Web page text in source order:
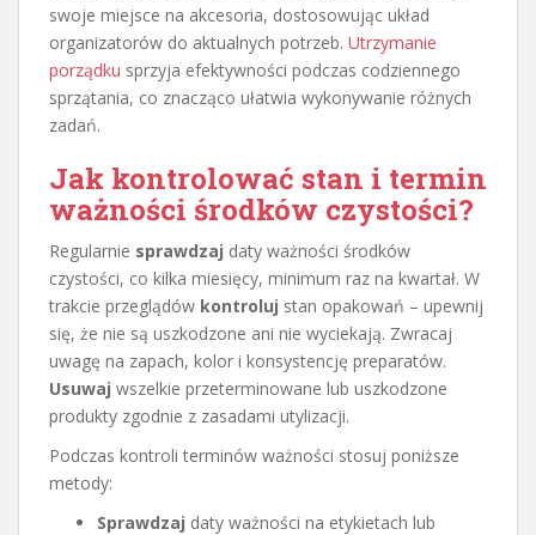
swoje miejsce na akcesoria, dostosowując układ
organizatorów do aktualnych potrzeb. Utrzymanie
porządku sprzyja efektywności podczas codziennego
sprzątania, co znacząco ułatwia wykonywanie różnych
zadań.
Jak kontrolować stan i termin
ważności środków czystości?
Regularnie sprawdzaj daty ważności środków
czystości, co kilka miesięcy, minimum raz na kwartał. W
trakcie przeglądów kontroluj stan opakowań – upewnij
się, że nie są uszkodzone ani nie wyciekają. Zwracaj
uwagę na zapach, kolor i konsystencję preparatów.
Usuwaj wszelkie przeterminowane lub uszkodzone
produkty zgodnie z zasadami utylizacji.
Podczas kontroli terminów ważności stosuj poniższe
metody:
Sprawdzaj daty ważności na etykietach lub